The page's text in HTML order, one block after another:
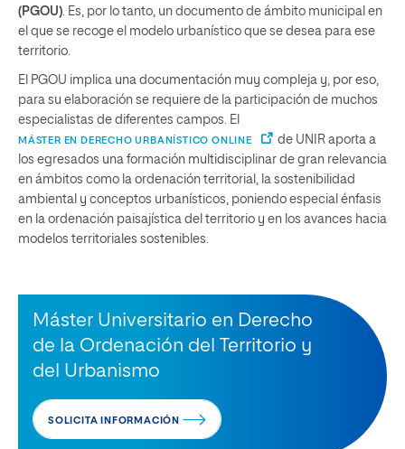
(PGOU) . Es, por lo tanto, un documento de ámbito municipal en
el que se recoge el modelo urbanístico que se desea para ese
territorio.
El PGOU implica una documentación muy compleja y, por eso,
para su elaboración se requiere de la participación de muchos
especialistas de diferentes campos. El
MÁSTER EN DERECHO URBANÍSTICO ONLINE
de UNIR aporta a
los egresados una formación multidisciplinar de gran relevancia
en ámbitos como la ordenación territorial, la sostenibilidad
ambiental y conceptos urbanísticos, poniendo especial énfasis
en la ordenación paisajística del territorio y en los avances hacia
modelos territoriales sostenibles.
Máster Universitario en Derecho
de la Ordenación del Territorio y
del Urbanismo
SOLICITA INFORMACIÓN